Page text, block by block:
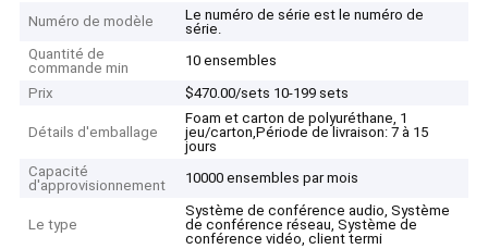
Numéro de modèle
Le numéro de série est le numéro de
série.
Quantité de
commande min
10 ensembles
Prix
$470.00/sets 10-199 sets
Détails d'emballage
Foam et carton de polyuréthane, 1
jeu/carton,Période de livraison: 7 à 15
jours
Capacité
d'approvisionnement
10000 ensembles par mois
Le type
Système de conférence audio, Système
de conférence réseau, Système de
conférence vidéo, client termi